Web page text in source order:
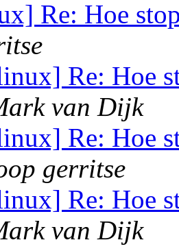
Re: Hoe
Re: Hoe
van Dijk
Re: Hoe
gerritse
Re: Hoe
van Dijk